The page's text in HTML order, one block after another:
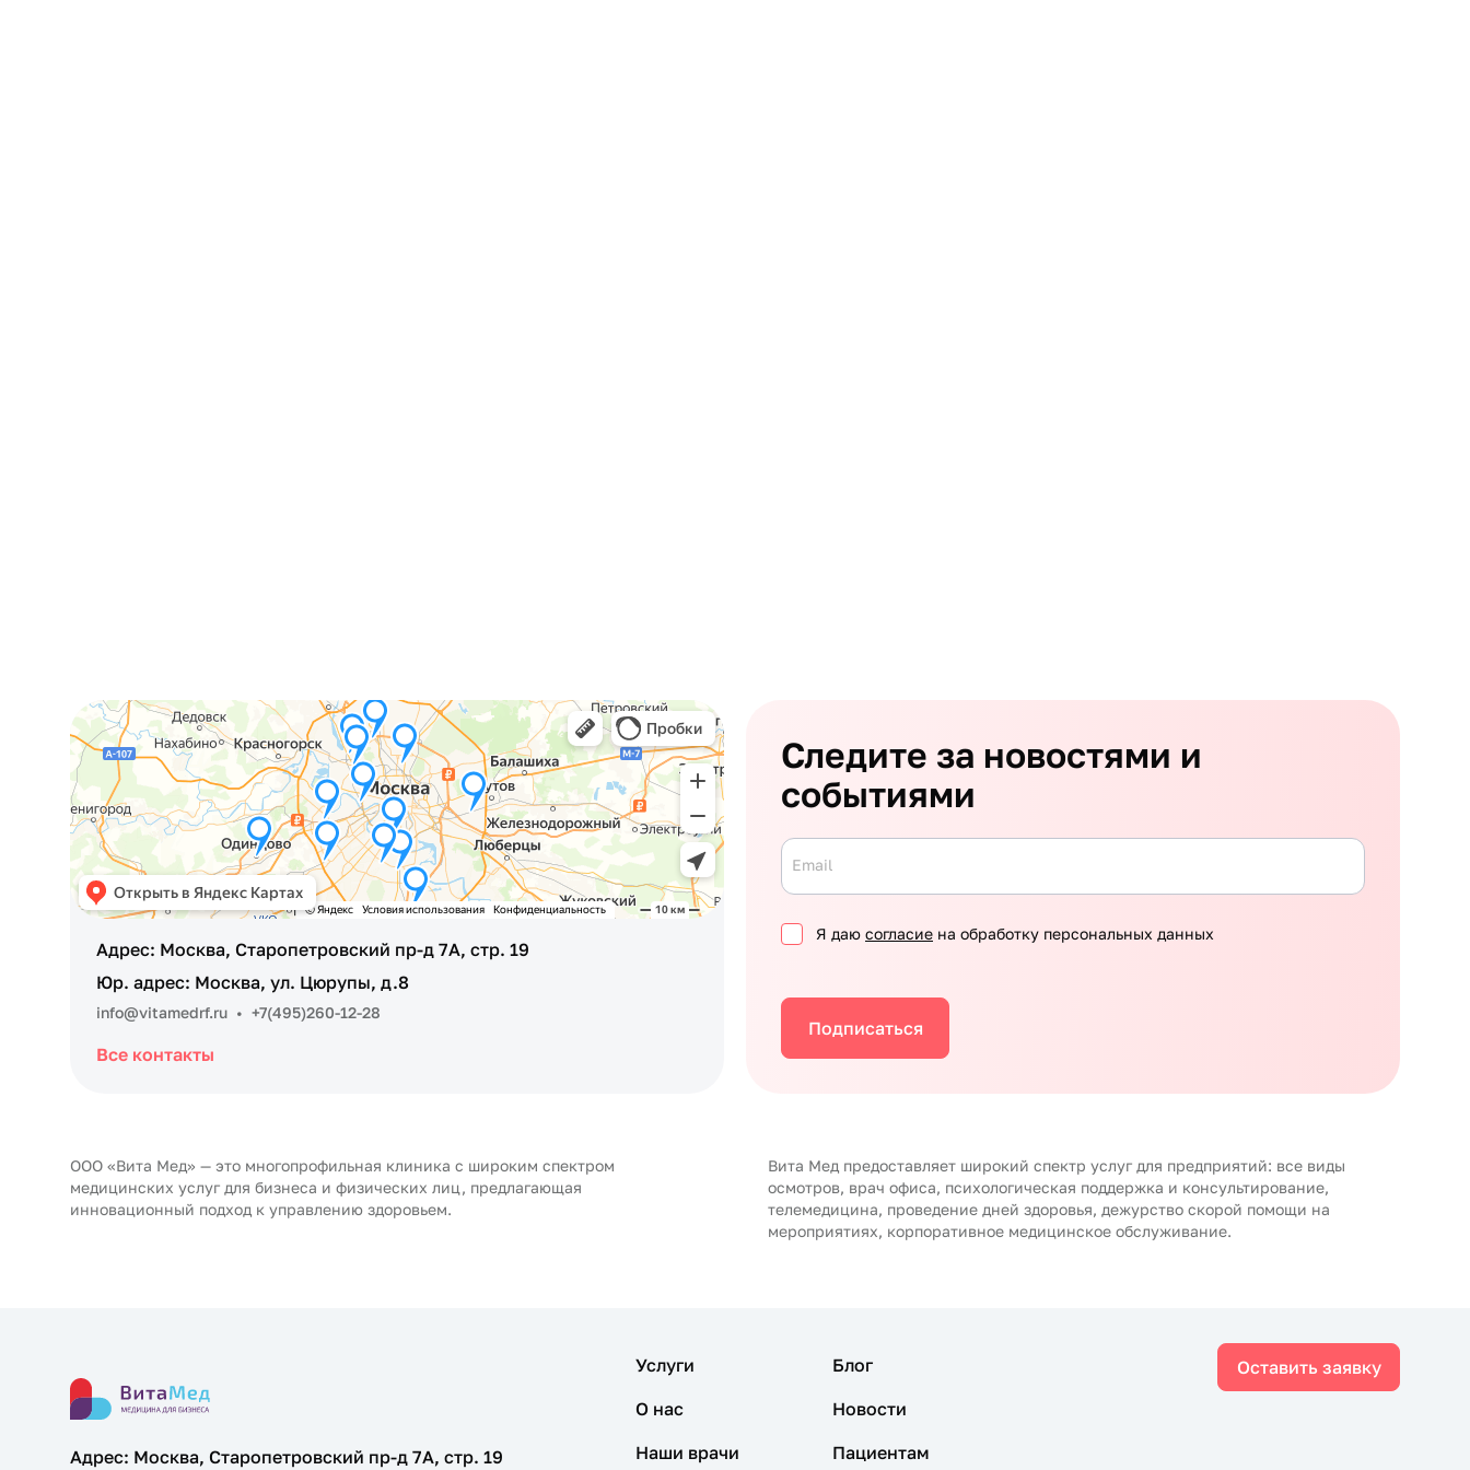
Адрес: Москва, Старопетровский пр-д 7А, стр. 19
Юр. адрес: Москва, ул. Цюрупы, д.8
info@vitamedrf.ru • +7(495)260-12-28
Все контакты
Следите за новостями и
событиями
Email
Я даю согласие на обработку персональных данных
Подписаться
ООО «Вита Мед» — это многопрофильная клиника с широким спектром
медицинских услуг для бизнеса и физических лиц, предлагающая
инновационный подход к управлению здоровьем.
Вита Мед предоставляет широкий спектр услуг для предприятий: все виды
осмотров, врач офиса, психологическая поддержка и консультирование,
телемедицина, проведение дней здоровья, дежурство скорой помощи на
мероприятиях, корпоративное медицинское обслуживание.
Адрес: Москва, Старопетровский пр-д 7А, стр. 19
Услуги
О нас
Наши врачи
Блог
Новости
Пациентам
Оставить заявку